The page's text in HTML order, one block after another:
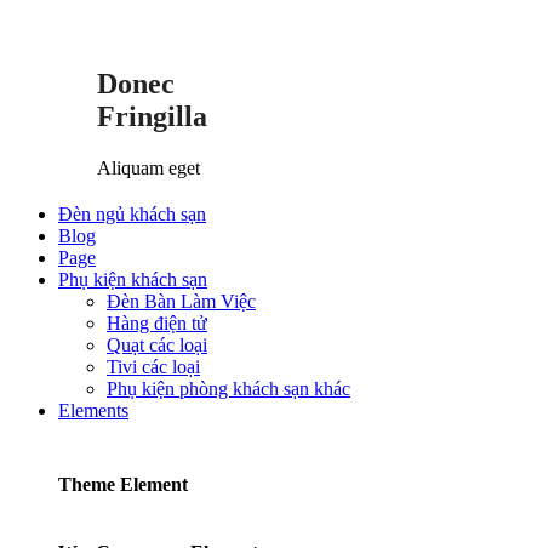
Donec
Fringilla
Aliquam eget
Đèn ngủ khách sạn
Blog
Page
Phụ kiện khách sạn
Đèn Bàn Làm Việc
Hàng điện tử
Quạt các loại
Tivi các loại
Phụ kiện phòng khách sạn khác
Elements
Theme Element